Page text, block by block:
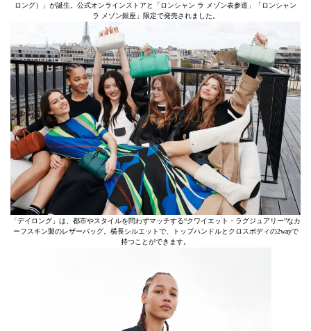
ロング）」が誕生。公式オンラインストアと「ロンシャン ラ メゾン表参道」「ロンシャン
ラ メゾン銀座」限定で発売されました。
「デイロング」は、都市やスタイルを問わずマッチする“クワイエット・ラグジュアリー”なカ
ーフスキン製のレザーバッグ。横長シルエットで、トップハンドルとクロスボディの2wayで
持つことができます。